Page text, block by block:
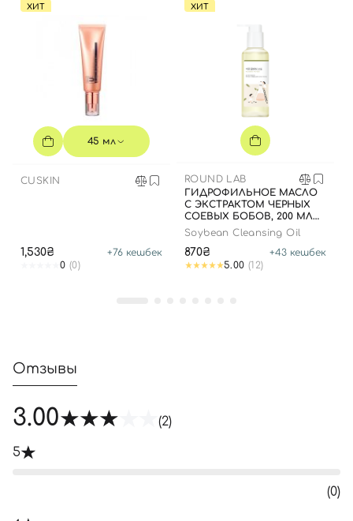
ХИТ
45 мл
CUSKIN
1,530₴ +76 кешбек
0 (0)
ХИТ
ROUND LAB
ГИДРОФИЛЬНОЕ МАСЛО
С ЭКСТРАКТОМ ЧЕРНЫХ
СОЕВЫХ БОБОВ, 200 МЛ
Soybean Cleansing Oil
870₴ +43 кешбек
5.00 (12)
Отзывы
3.00 (2)
5
(0)
Регистрация
Номер телефона
Отправляя форму для авторизации/регистрации, вы
принимаете условияПользовательские соглашения
Далее
Войти с помощью e-mail